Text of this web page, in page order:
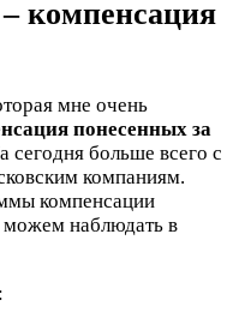
компенсация
мне очень
понесенных за
сегодня больше всего с
компаниям.
компенсации
наблюдать в